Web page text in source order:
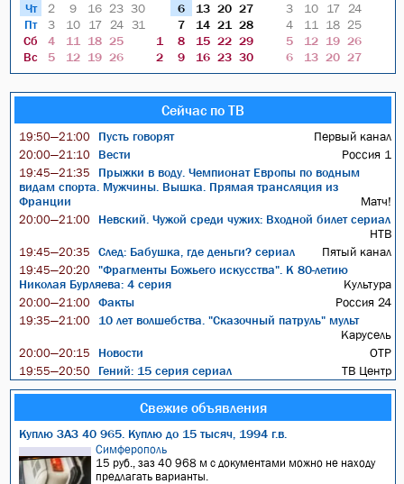
Чт
Пт
Сб
Вс
2
9 16 23 30
3
10 17 24 31
4
11 18 25
5
12 19 26
6
13 20 27
7
14 21
28
1
8 15 22 29
2
9 16 23 30
3
10 17
24
4
11 18 25
5
12 19 26
6
13 20 27
Сейчас по ТВ
19:50—21:00 Пусть говорят Первый канал
20:00—21:10 Вести Россия 1
19:45—21:35
Прыжки в воду. Чемпионат Европы по водным
видам спорта. Мужчины. Вышка. Прямая трансляция из
Франции
Матч!
20:00—21:00
Невский. Чужой среди чужих: Входной билет сериал
НТВ
19:45—20:35 След: Бабушка, где деньги? сериал Пятый канал
19:45—20:20
"Фрагменты Божьего искусства". К 80-летию
Николая Бурляева: 4 серия
Культура
20:00—21:00 Факты Россия 24
19:35—21:00
10 лет волшебства. "Сказочный патруль" мульт
Карусель
20:00—20:15 Новости ОТР
19:55—20:50 Гений: 15 серия сериал ТВ Центр
Свежие объявления
Куплю ЗАЗ 40 965. Куплю до 15 тысяч, 1994 г.в.
Симферополь
15 руб., заз 40 968 м с документами можно не находу
предлагать варианты.